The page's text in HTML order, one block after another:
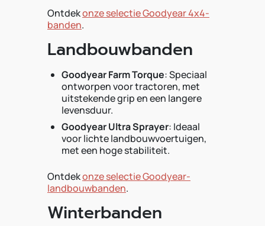
Ontdekonze selectie Goodyear 4x4-
banden.
Landbouwbanden
Goodyear Farm Torque: Speciaal
ontworpen voor tractoren, met
uitstekende grip en een langere
levensduur.
Goodyear Ultra Sprayer: Ideaal
voor lichte landbouwvoertuigen,
met een hoge stabiliteit.
Ontdekonze selectie Goodyear-
landbouwbanden.
Winterbanden